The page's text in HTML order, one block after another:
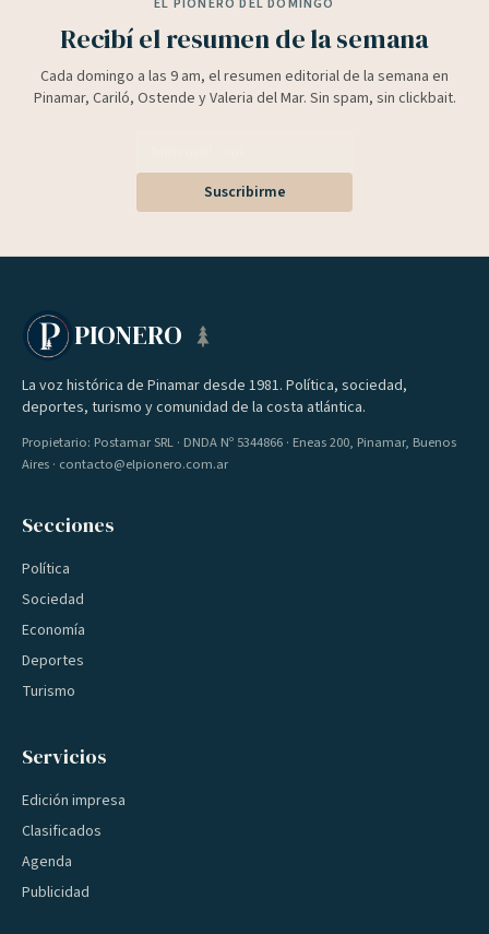
EL PIONERO DEL DOMINGO
Recibí el resumen de la semana
Cada domingo a las 9 am, el resumen editorial de la semana en
Pinamar, Cariló, Ostende y Valeria del Mar. Sin spam, sin clickbait.
Suscribirme
PIONERO
La voz histórica de Pinamar desde 1981. Política, sociedad,
deportes, turismo y comunidad de la costa atlántica.
Propietario: Postamar SRL · DNDA Nº 5344866 · Eneas 200, Pinamar, Buenos
Aires · contacto@elpionero.com.ar
Secciones
Política
Sociedad
Economía
Deportes
Turismo
Servicios
Edición impresa
Clasificados
Agenda
Publicidad